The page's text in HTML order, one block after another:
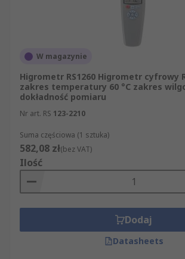
W magazynie
Higrometr RS1260 Higrometr cyfrowy
zakres temperatury 60 °C zakres
dokładność pomiaru
Nr art. RS 123-2210
Suma częściowa (1 sztuka)
582,08 zł(bez VAT)
Ilość
Dodaj
Datasheets